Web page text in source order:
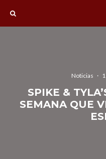
Noticias ·
SPIKE &
SEMANA QUE